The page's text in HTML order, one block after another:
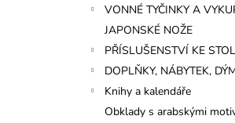
VONNÉ TYČINKY A
JAPONSKÉ NOŽE
PŘÍSLUŠENSTVÍ KE
DOPLŇKY, NÁBYTEK,
Knihy a kalendáře
Obklady s arabskými